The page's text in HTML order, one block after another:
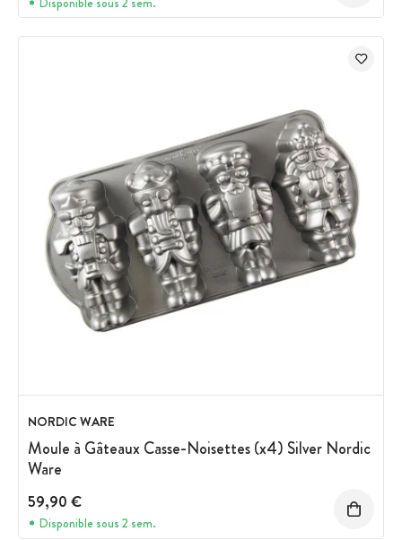
NORDIC WARE
Moule à Gâteaux Casse-Noisettes (x4) Silver Nordic
Ware
59,90 €
Disponible sous 2 sem.